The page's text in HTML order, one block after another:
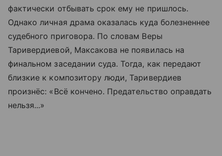
фактически отбывать срок ему не пришлось.
Однако личная драма оказалась куда болезненнее
судебного приговора. По словам Веры
Таривердиевой, Максакова не появилась на
финальном заседании суда. Тогда, как передают
близкие к композитору люди, Таривердиев
произнёс: «Всё кончено. Предательство оправдать
нельзя...»